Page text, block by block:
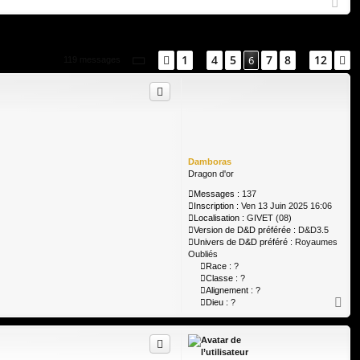
on
cri
on
Page 6sur 12
Précédent
1 4 5 6 7 8 12
Damboras
Dragon d'or
Messages : 137
Inscription : Ven 13 Juin 2025 16:06
Localisation : GIVET (08)
Version de D&D préférée : D&D3.5
Univers de D&D préféré : Royaumes
Oubliés
Race : ?
Classe : ?
Alignement : ?
Dieu : ?
a
u